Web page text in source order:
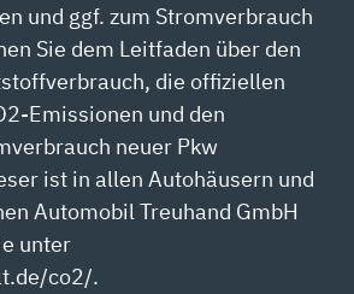
und ggf. zum Stromverbrauch
Sie dem Leitfaden über den
die offiziellen
Emissionen und den
neuer Pkw
ist in allen Autohäusern und
Automobil Treuhand GmbH
unter
co2/.